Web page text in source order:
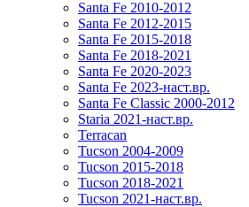
Santa Fe 2010-2012
Santa Fe 2012-2015
Santa Fe 2015-2018
Santa Fe 2018-2021
Santa Fe 2020-2023
Santa Fe 2023-наст.вр.
Santa Fe Classic 2000-2012
Staria 2021-наст.вр.
Terracan
Tucson 2004-2009
Tucson 2015-2018
Tucson 2018-2021
Tucson 2021-наст.вр.